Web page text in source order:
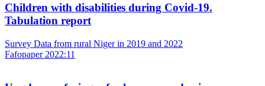
Children with disabilities during Covid-19.
Tabulation report
Survey Data from rural Niger in 2019 and 2022
Fafopaper 2022:11